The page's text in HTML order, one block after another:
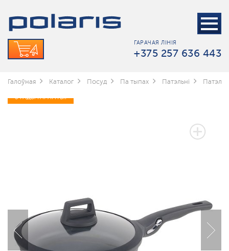
ГАРАЧАЯ ЛІНІЯ
+375 257 636 443
Галоўная Каталог Посуд Па тыпах Патэльні
3 ГАДЫ ГАРАНТЫІ